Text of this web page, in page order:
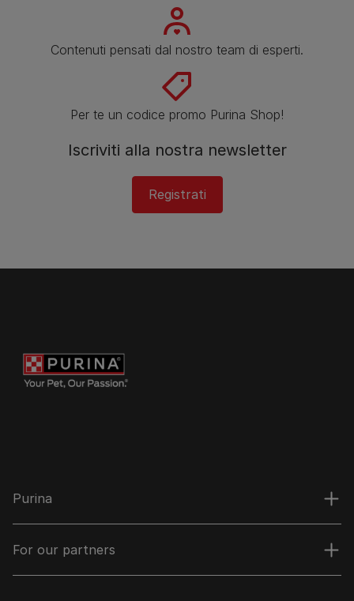
Contenuti pensati dal nostro team di esperti.
Per te un codice promo Purina Shop!
Iscriviti alla nostra newsletter
Registrati
Purina
For our partners